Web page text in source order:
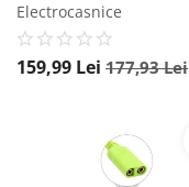
Electrocasnice
159,99 Lei 177,93Lei